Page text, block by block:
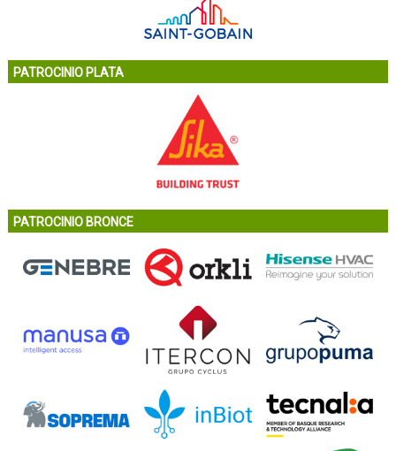
PATROCINIO PLATA
PATROCINIO BRONCE